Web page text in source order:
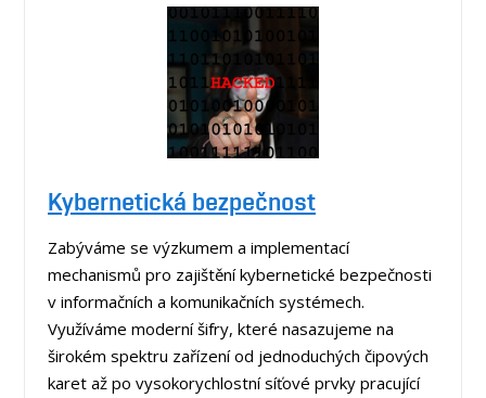
Kybernetická bezpečnost
Zabýváme se výzkumem a implementací
mechanismů pro zajištění kybernetické bezpečnosti
v informačních a komunikačních systémech.
Využíváme moderní šifry, které nasazujeme na
širokém spektru zařízení od jednoduchých čipových
karet až po vysokorychlostní síťové prvky pracující